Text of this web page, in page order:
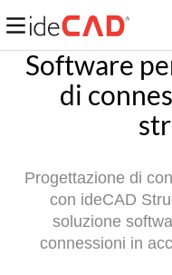
Software
di
Progettazione di
con ideCAD
soluzione
connessioni in